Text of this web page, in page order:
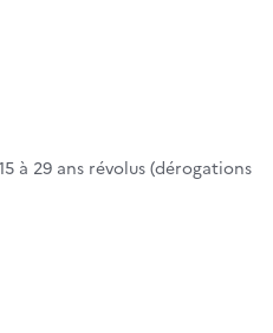
à 29 ans révolus (dérogations